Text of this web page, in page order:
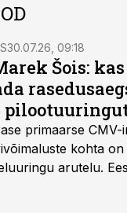
30.07.26, 09:18
Šois:
primaarse CMV-
kohta
arutelu.